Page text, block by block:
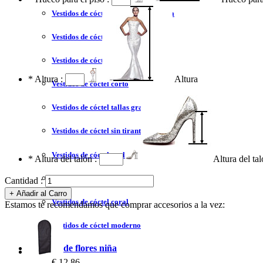
Vestidos de cóctel liquidación y venta
Vestidos de cóctel 2023
Vestidos de cóctel largo
Vestidos de cóctel corto
Vestidos de cóctel tallas grandes
Vestidos de cóctel sin tirantes
Vestidos de cóctel azul
Vestidos de cóctel rojo
Vestidos de cóctel coral
Vestidos de cóctel moderno
Vestidos de flores niña
* Altura : Altura
* Altura del talón : Altura del
Cantidad :
Estamos te recomendamos que comprar accesorios a la vez: